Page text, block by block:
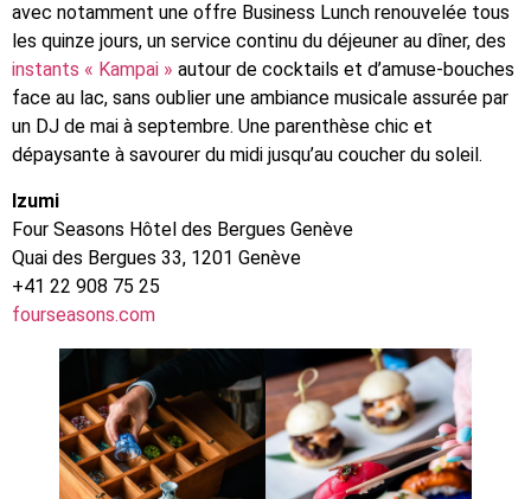
avec notamment une offre Business Lunch renouvelée tous
les quinze jours, un service continu du déjeuner au dîner, des
instants « Kampai » autour de cocktails et d’amuse-bouches
face au lac, sans oublier une ambiance musicale assurée par
un DJ de mai à septembre. Une parenthèse chic et
dépaysante à savourer du midi jusqu’au coucher du soleil.
Izumi
Four Seasons Hôtel des Bergues Genève
Quai des Bergues 33, 1201 Genève
+41 22 908 75 25
fourseasons.com